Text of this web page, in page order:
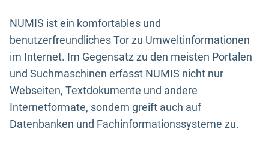
NUMIS ist ein komfortables und
benutzerfreundliches Tor zu Umweltinformationen
im Internet. Im Gegensatz zu den meisten Portalen
und Suchmaschinen erfasst NUMIS nicht nur
Webseiten, Textdokumente und andere
Internetformate, sondern greift auch auf
Datenbanken und Fachinformationssysteme zu.